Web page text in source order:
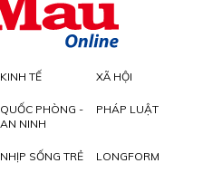
KINH TẾ XÃ HỘI
QUỐC PHÒNG -
AN NINH
PHÁP LUẬT
NHỊP SỐNG TRẺ LONGFORM